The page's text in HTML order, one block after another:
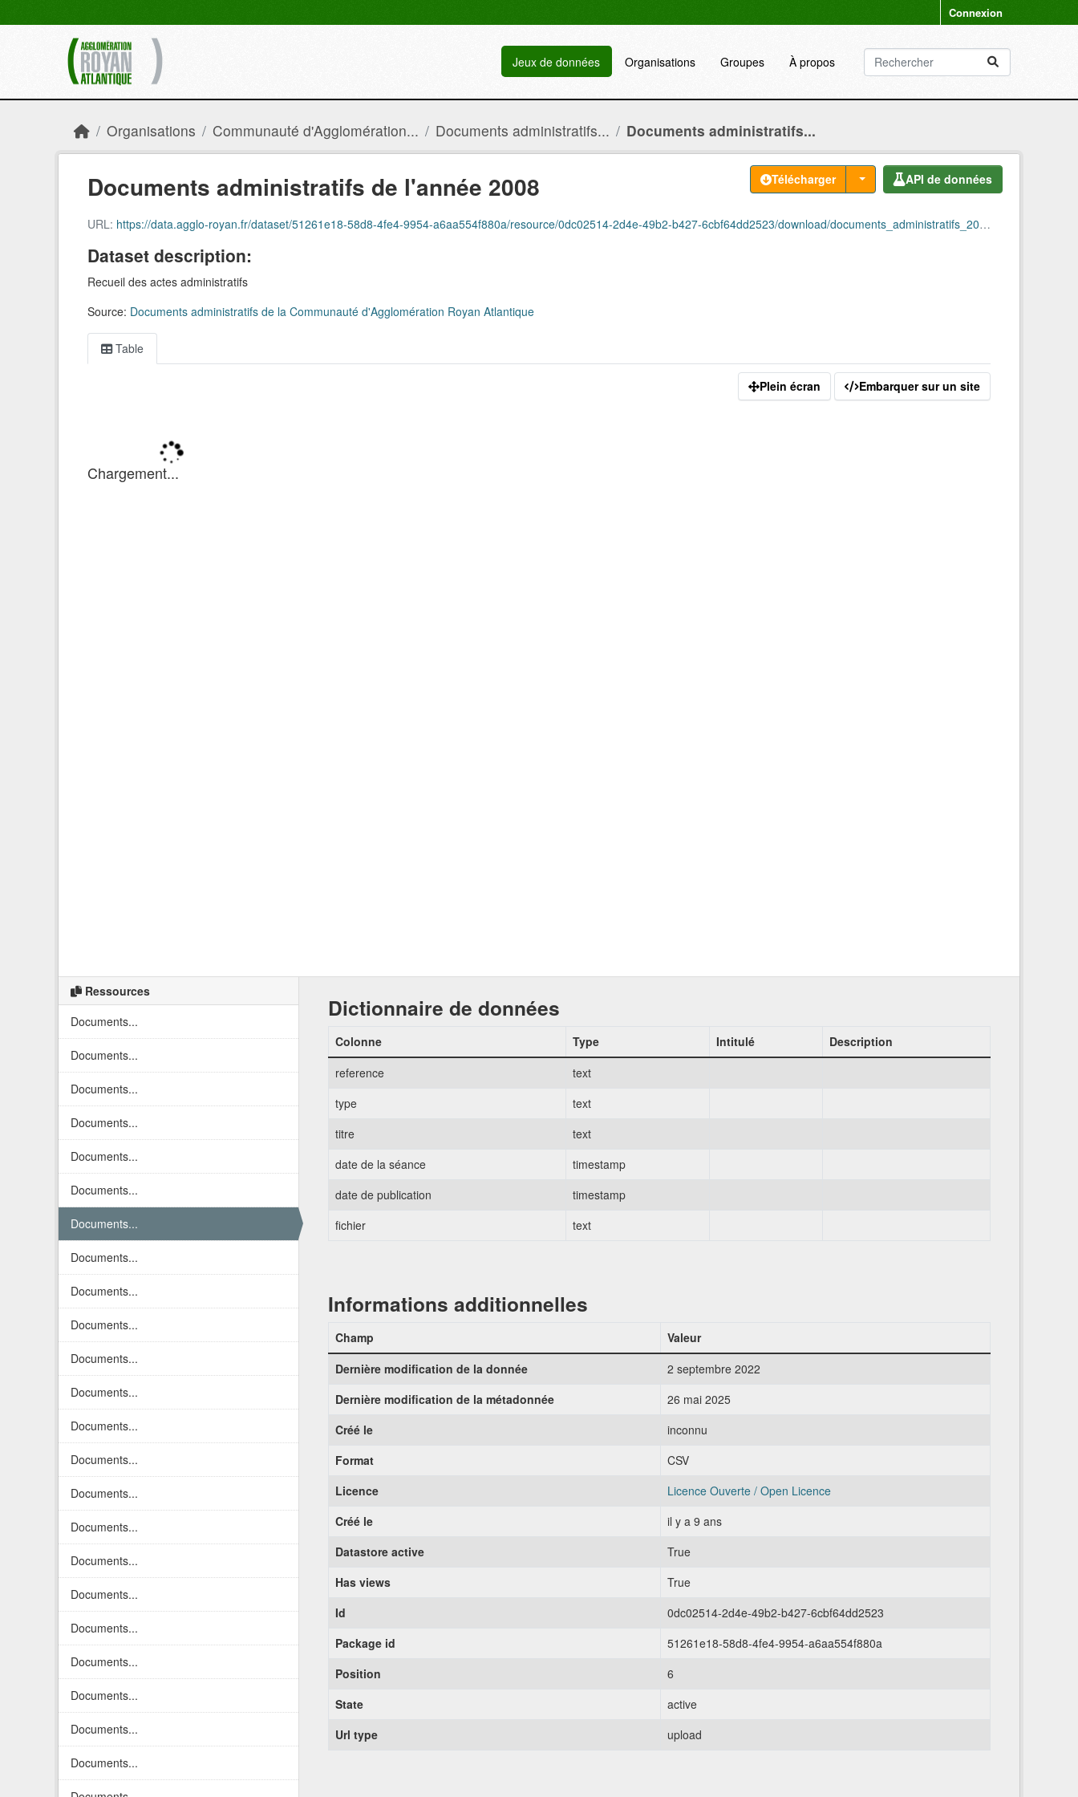
Connexion
Jeux de données Organisations Groupes À propos
Organisations Communauté d'Agglomération... Documents administratifs... Documents administratifs...
Télécharger API de données
Documents administratifs de l'année 2008
URL: https://data.agglo-royan.fr/dataset/51261e18-58d8-4fe4-9954-a6aa554f880a/resource/0dc02514-2d4e-49b2-b427-6cbf64dd2523/download/documents_administratifs_2008.csv
Dataset description:
Recueil des actes administratifs
Source: Documents administratifs de la Communauté d'Agglomération Royan Atlantique
Table
Plein écran Embarquer sur un site
Ressources
Documents...
Documents...
Documents...
Documents...
Documents...
Documents...
Documents...
Documents...
Documents...
Documents...
Documents...
Documents...
Documents...
Documents...
Documents...
Documents...
Documents...
Documents...
Documents...
Documents...
Documents...
Documents...
Documents...
Dictionnaire de données
Colonne Type Intitulé
Description
reference
text
type
text
titre
text
date de la séance
timestamp
date de publication
timestamp
fichier
text
Informations additionnelles
Champ
Valeur
Dernière modification de la donnée
2 septembre 2022
Dernière modification de la métadonnée
26 mai 2025
Créé le
inconnu
Format
CSV
Licence
Licence Ouverte / Open Licence
Créé le
il y a 9 ans
Datastore active
True
Has views
True
Id
0dc02514-2d4e-49b2-b427-6cbf64dd2523
Package id
51261e18-58d8-4fe4-9954-a6aa554f880a
Position
6
State
active
Url type
upload